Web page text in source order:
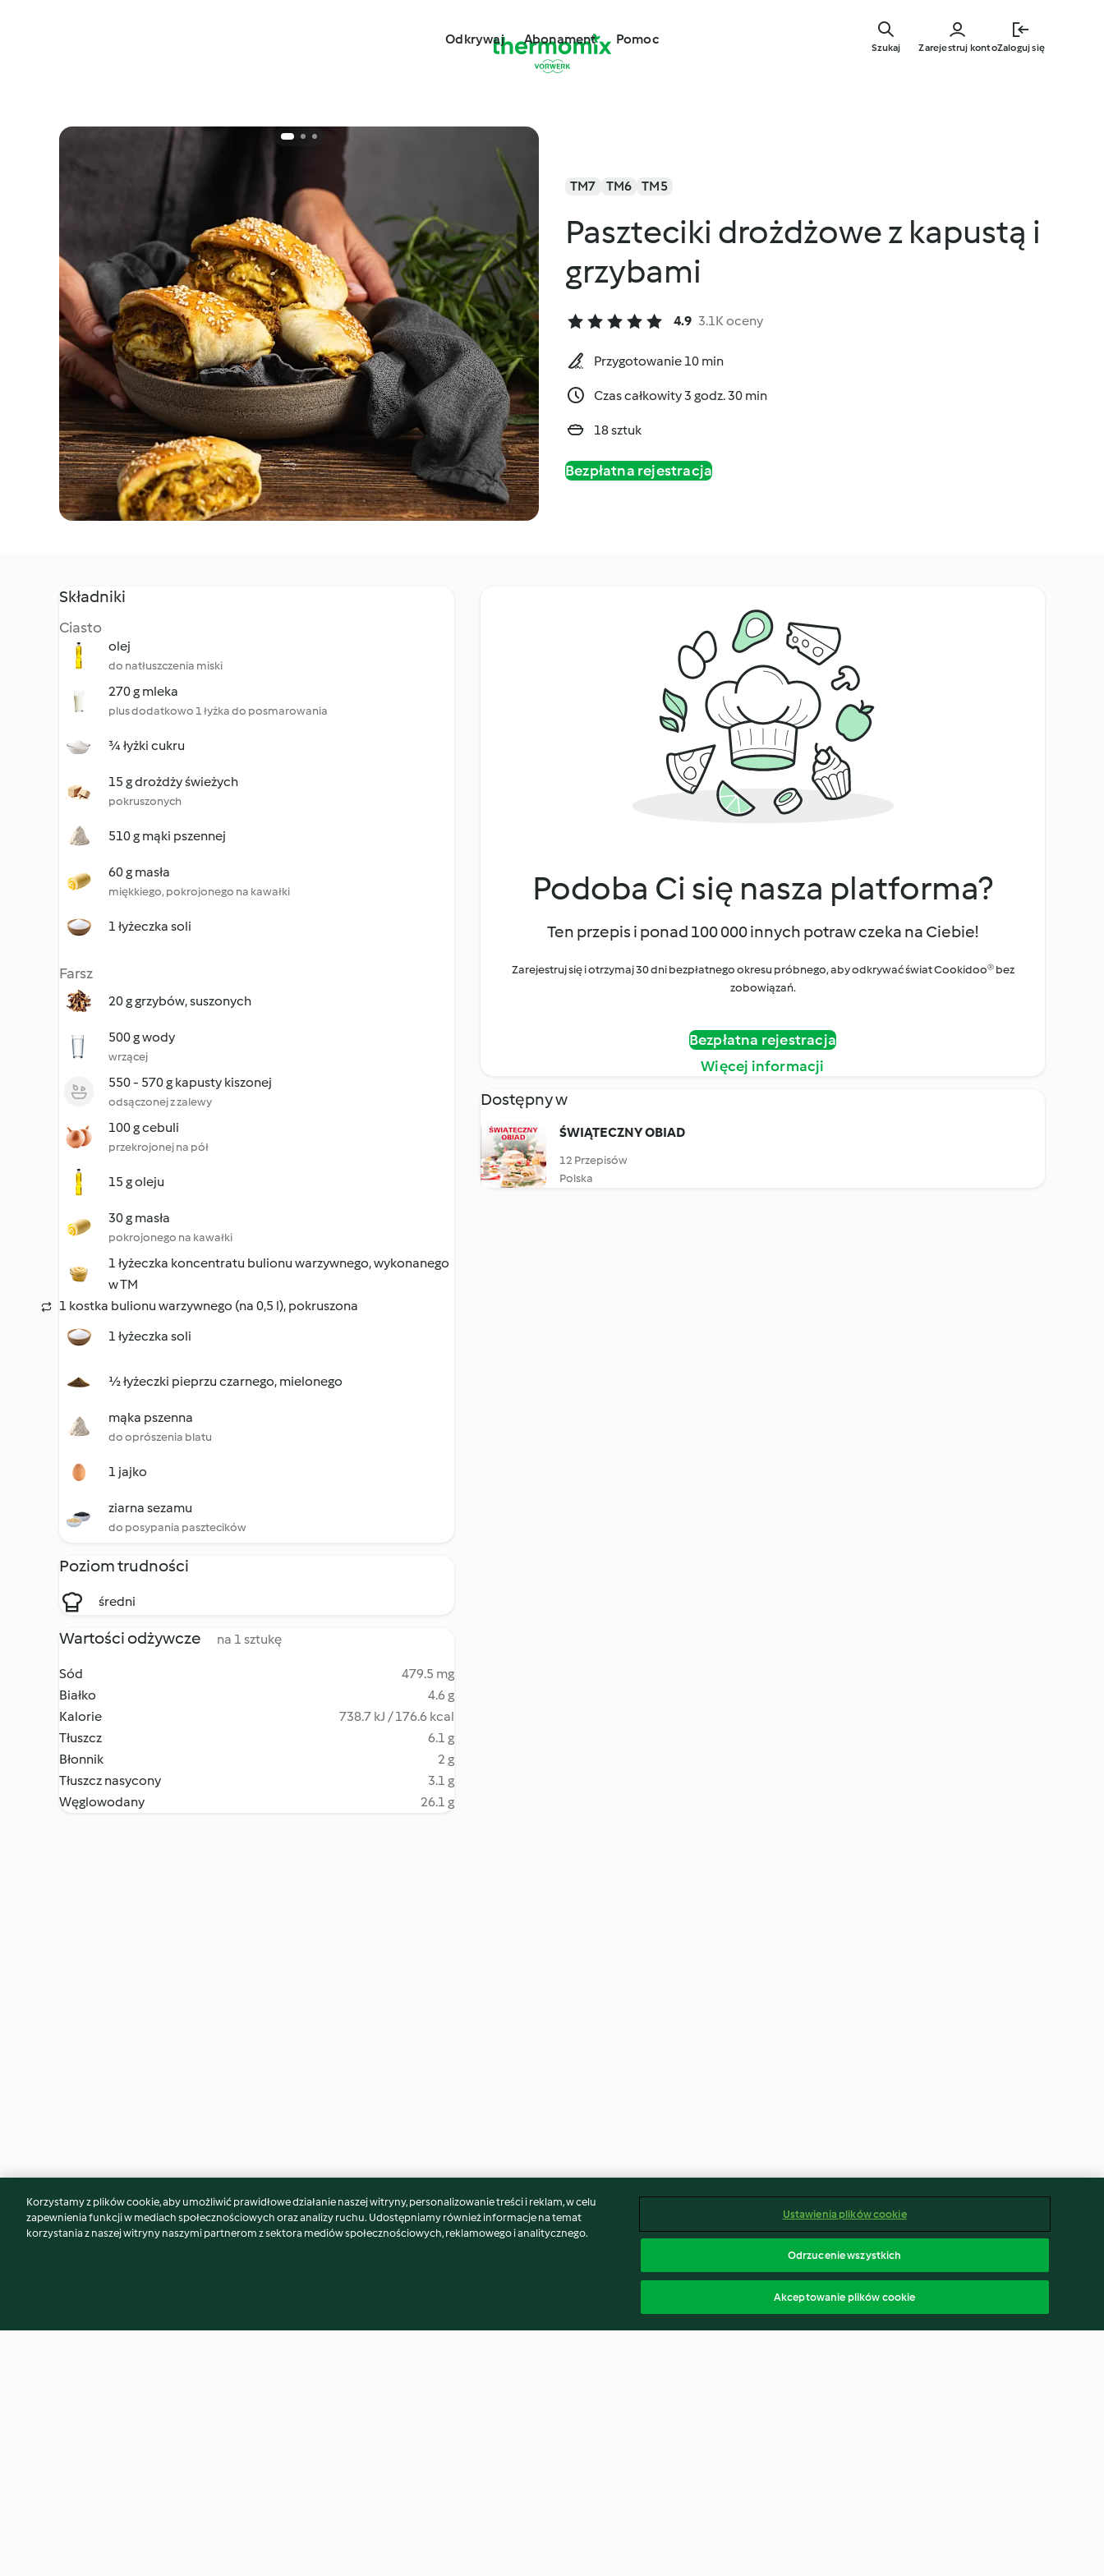
głównej
Odkrywaj Abonament Pomoc
Zarejestruj kontoZaloguj się
Szukaj
TM7 TM6 TM5
Paszteciki drożdżowe z kapustą i
grzybami
4.9 3.1K oceny
Przygotowanie 10 min
Czas całkowity 3 godz. 30 min
18 sztuk
Bezpłatna rejestracja
Składniki
Ciasto
olej
do natłuszczenia miski
270 g mleka
plus dodatkowo 1 łyżka do posmarowania
¾ łyżki cukru
15 g drożdży świeżych
pokruszonych
510 g mąki pszennej
60 g masła
miękkiego, pokrojonego na kawałki
1 łyżeczka soli
Farsz
20 g grzybów, suszonych
500 g wody
wrzącej
550 - 570 g kapusty kiszonej
odsączonej z zalewy
100 g cebuli
przekrojonej na pół
15 g oleju
30 g masła
pokrojonego na kawałki
1 łyżeczka koncentratu bulionu warzywnego, wykonanego
w TM
1 kostka bulionu warzywnego (na 0,5 l), pokruszona
1 łyżeczka soli
½ łyżeczki pieprzu czarnego, mielonego
mąka pszenna
do oprószenia blatu
1 jajko
ziarna sezamu
do posypania pasztecików
Poziom trudności
średni
Wartości odżywcze na 1 sztukę
Sód
479.5 mg
Białko
4.6 g
Kalorie
738.7 kJ / 176.6 kcal
Tłuszcz
6.1 g
Błonnik
2 g
Tłuszcz nasycony
3.1 g
Węglowodany
26.1 g
Podoba Ci się nasza platforma?
Ten przepis i ponad 100 000 innych potraw czeka na Ciebie!
Zarejestruj się i otrzymaj 30 dni bezpłatnego okresu próbnego, aby odkrywać świat Cookidoo® bez
zobowiązań.
Bezpłatna rejestracja
Więcej informacji
Dostępny w
ŚWIĄTECZNY OBIAD
12 Przepisów
Polska
Może spodoba Ci się również...
Korzystamy z plików cookie, aby umożliwić prawidłowe działanie naszej witryny, personalizowanie treści i reklam, w celu
zapewnienia funkcji w mediach społecznościowych oraz analizy ruchu. Udostępniamy również informacje na temat
korzystania z naszej witryny naszymi partnerom z sektora mediów społecznościowych, reklamowego i analitycznego.
Ustawienia plików cookie
Odrzucenie wszystkich
Akceptowanie plików cookie